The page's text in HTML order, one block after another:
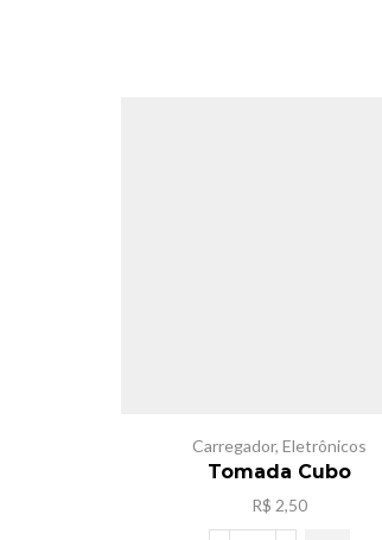
Carregador, Eletrônicos
Tomada Cubo
R$ 2,50